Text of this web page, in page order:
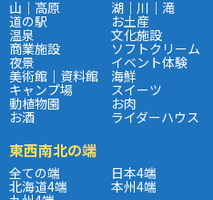
山｜高原 湖｜川｜滝
道の駅 お土産
温泉 文化施設
商業施設 ソフトクリーム
夜景 イベント体験
美術館｜資料館 海鮮
キャンプ場 スイーツ
動植物園 お肉
お酒 ライダーハウス
東西南北の端
全ての端 日本4端
北海道4端 本州4端